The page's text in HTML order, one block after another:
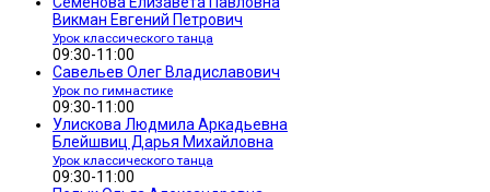
Викман Евгений Петрович
Урок классического танца
09:30-11:00
Савельев Олег Владиславович
Урок по гимнастике
09:30-11:00
Улискова Людмила Аркадьевна
Блейшвиц Дарья Михайловна
Урок классического танца
09:30-11:00